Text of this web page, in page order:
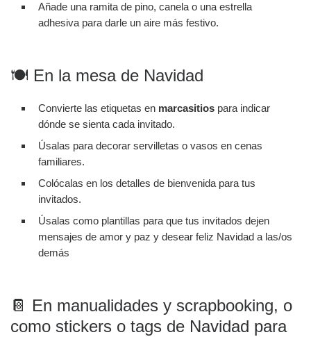
Añade una ramita de pino, canela o una estrella
adhesiva para darle un aire más festivo.
🍽 En la mesa de Navidad
Convierte las etiquetas en marcasitios para indicar
dónde se sienta cada invitado.
Úsalas para decorar servilletas o vasos en cenas
familiares.
Colócalas en los detalles de bienvenida para tus
invitados.
Úsalas como plantillas para que tus invitados dejen
mensajes de amor y paz y desear feliz Navidad a las/os
demás
📔 En manualidades y scrapbooking, o
como stickers o tags de Navidad para